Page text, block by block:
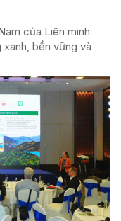
của Liên minh
bền vững và